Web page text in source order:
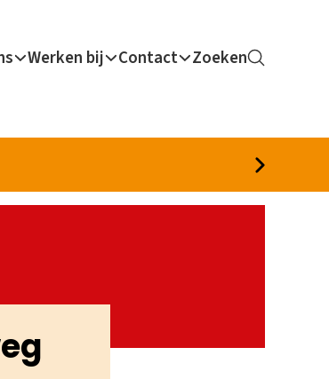
Werken bij Contact Zoeken